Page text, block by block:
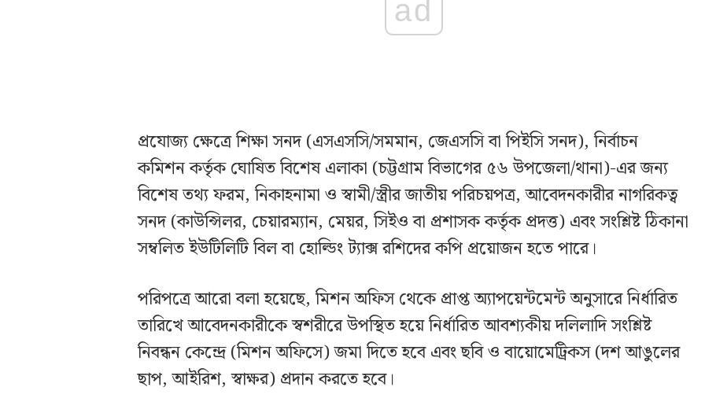
ad
প্রযোজ্য ক্ষেত্রে শিক্ষা সনদ (এসএসসি/সমমান, জেএসসি বা পিইসি সনদ), নির্বাচন
কমিশন কর্তৃক ঘোষিত বিশেষ এলাকা (চট্টগ্রাম বিভাগের ৫৬ উপজেলা/থানা)-এর জন্য
বিশেষ তথ্য ফরম, নিকাহনামা ও স্বামী/স্ত্রীর জাতীয় পরিচয়পত্র, আবেদনকারীর নাগরিকত্ব
সনদ (কাউন্সিলর, চেয়ারম্যান, মেয়র, সিইও বা প্রশাসক কর্তৃক প্রদত্ত) এবং সংশ্লিষ্ট ঠিকানা
সম্বলিত ইউটিলিটি বিল বা হোল্ডিং ট্যাক্স রশিদের কপি প্রয়োজন হতে পারে।
পরিপত্রে আরো বলা হয়েছে, মিশন অফিস থেকে প্রাপ্ত অ্যাপয়েন্টমেন্ট অনুসারে নির্ধারিত
তারিখে আবেদনকারীকে স্বশরীরে উপস্থিত হয়ে নির্ধারিত আবশ্যকীয় দলিলাদি সংশ্লিষ্ট
নিবন্ধন কেন্দ্রে (মিশন অফিসে) জমা দিতে হবে এবং ছবি ও বায়োমেট্রিকস (দশ আঙুলের
ছাপ, আইরিশ, স্বাক্ষর) প্রদান করতে হবে।